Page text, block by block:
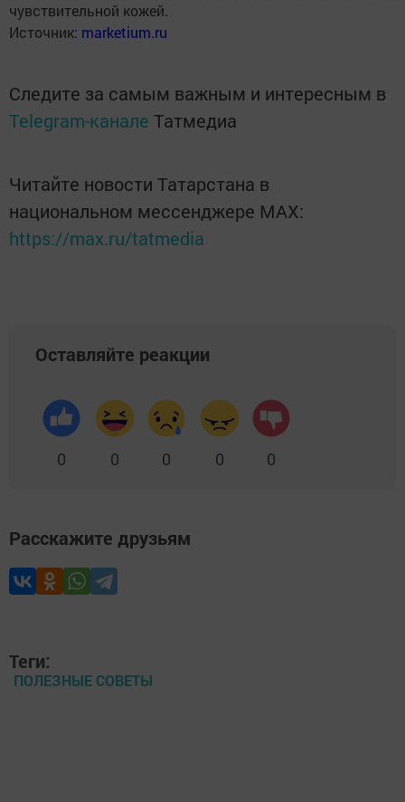
чувствительной кожей.
Источник: marketium.ru
Следите за самым важным и интересным в
Telegram-канале Татмедиа
Читайте новости Татарстана в
национальном мессенджере MАХ:
https://max.ru/tatmedia
Оставляйте реакции
0 0 0 0 0
Расскажите друзьям
Теги:
ПОЛЕЗНЫЕ СОВЕТЫ